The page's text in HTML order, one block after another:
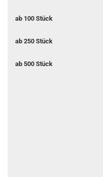
ab 100 Stück
ab 250 Stück
ab 500 Stück